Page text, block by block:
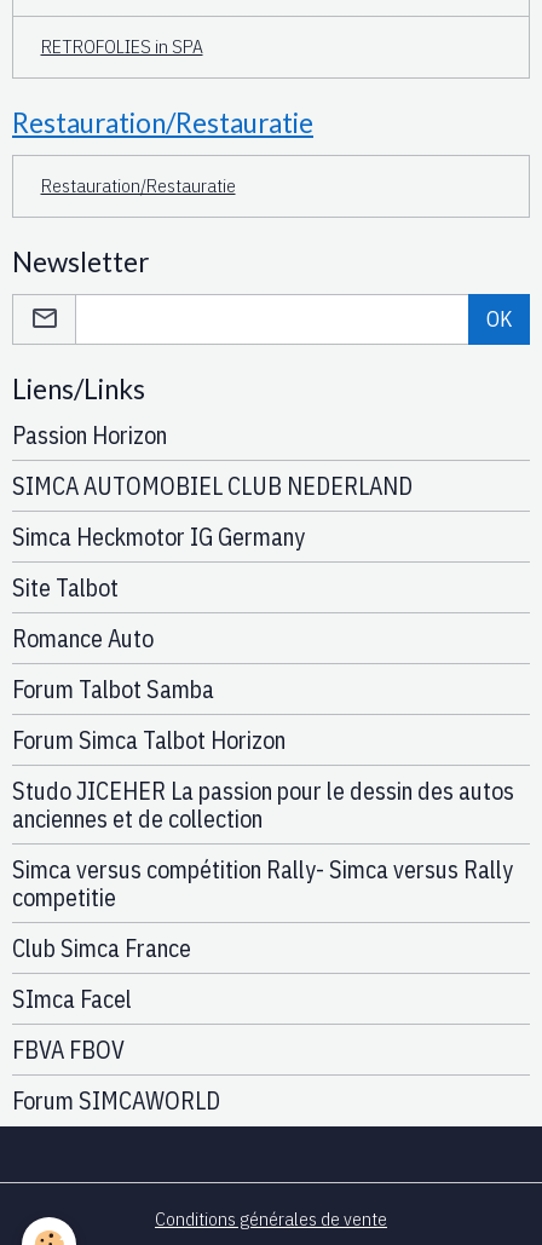
RETROFOLIES in SPA
Restauration/Restauratie
Restauration/Restauratie
Newsletter
OK
Liens/Links
Passion Horizon
SIMCA AUTOMOBIEL CLUB NEDERLAND
Simca Heckmotor IG Germany
Site Talbot
Romance Auto
Forum Talbot Samba
Forum Simca Talbot Horizon
Studo JICEHER La passion pour le dessin des autos
anciennes et de collection
Simca versus compétition Rally- Simca versus Rally
competitie
Club Simca France
SImca Facel
FBVA FBOV
Forum SIMCAWORLD
Conditions générales de vente